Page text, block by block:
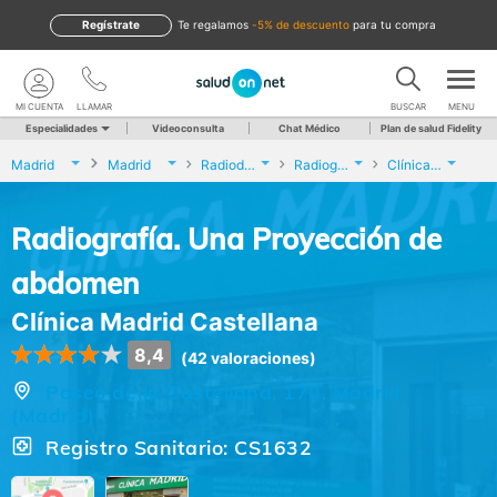
te regalamos -5% de descuento para tu compra
Regístrate
LLAMAR
MI CUENTA BUSCAR MENU
Especialidades Videoconsulta Chat Médico Plan de salud Fidelity
Madrid Madrid Radiodiagnóstico Radiografía. Una Proyección de abdomen Clínica Madrid Castellana
Radiografía. Una Proyección de
abdomen
Clínica Madrid Castellana
8,4 (42 valoraciones)
Paseo de la Castellana, 170, Madrid
Registro Sanitario: CS1632